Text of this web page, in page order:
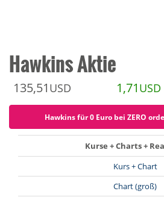
Hawkins Aktie
135,51 USD 1,71 USD
Hawkins für 0 Euro bei ZERO
Kurse + Charts +
Kurs + Chart
Chart (groß)